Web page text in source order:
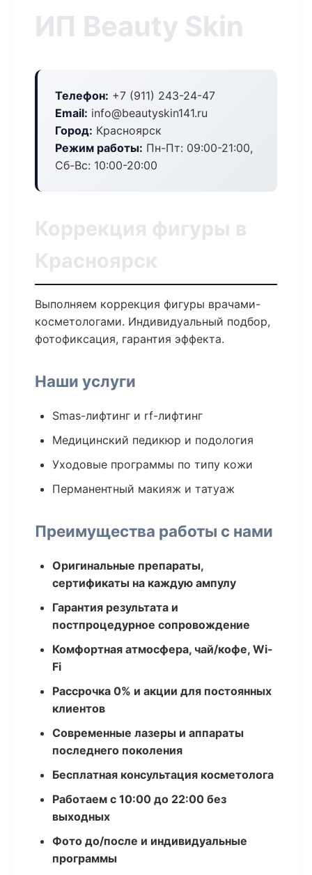
ИП Beauty Skin
Телефон: +7 (911) 243-24-47
Email: info@beautyskin141.ru
Город: Красноярск
Режим работы: Пн-Пт: 09:00-21:00,
Сб-Вс: 10:00-20:00
Коррекция фигуры в
Красноярск
Выполняем коррекция фигуры врачами-
косметологами. Индивидуальный подбор,
фотофиксация, гарантия эффекта.
Наши услуги
Smas-лифтинг и rf-лифтинг
Медицинский педикюр и подология
Уходовые программы по типу кожи
Перманентный макияж и татуаж
Преимущества работы с нами
Оригинальные препараты,
сертификаты на каждую ампулу
Гарантия результата и
постпроцедурное сопровождение
Комфортная атмосфера, чай/кофе, Wi-
Fi
Рассрочка 0% и акции для постоянных
клиентов
Современные лазеры и аппараты
последнего поколения
Бесплатная консультация косметолога
Работаем с 10:00 до 22:00 без
выходных
Фото до/после и индивидуальные
программы